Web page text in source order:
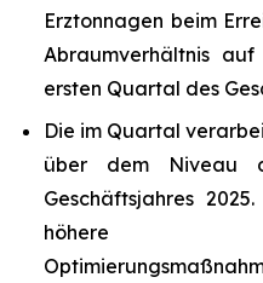
Erztonnagen beim
Abraumverhältnis
ersten Quartal des
Die im Quartal
über dem Niveau
Geschäftsjahres
höhere